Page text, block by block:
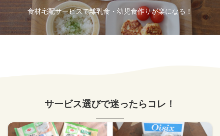
食材宅配サービスで離乳食・幼児食作りが楽になる！
サービス選びで迷ったらコレ！